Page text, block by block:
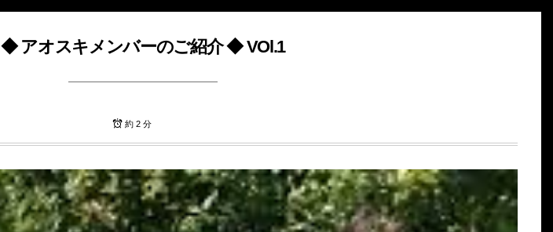
◆ アオスキメンバーのご紹介 ◆ VOl.1
約 2 分